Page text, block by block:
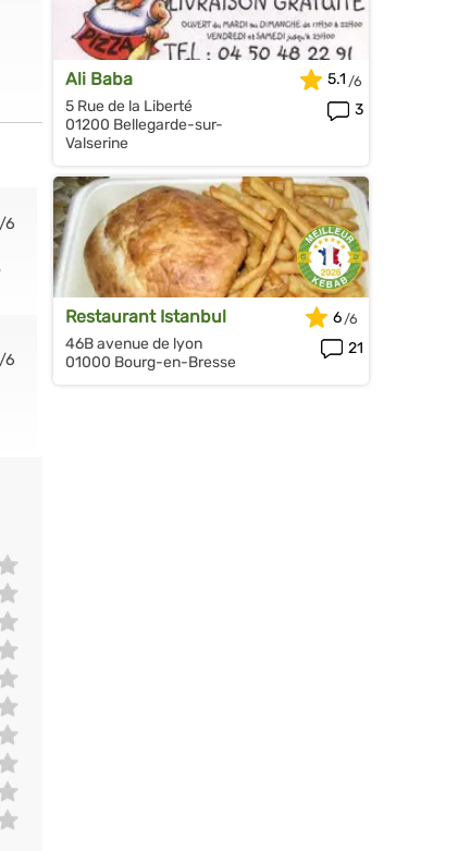
Ali Baba
5 Rue de la Liberté
01200 Bellegarde-sur-
Valserine
5.1
3
Restaurant Istanbul
46B avenue de lyon
01000 Bourg-en-Bresse
6
21